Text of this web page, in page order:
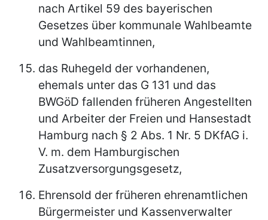
nach Artikel 59 des bayerischen
Gesetzes über kommunale Wahlbeamte
und Wahlbeamtinnen,
das Ruhegeld der vorhandenen,
ehemals unter das G 131 und das
BWGöD fallenden früheren Angestellten
und Arbeiter der Freien und Hansestadt
Hamburg nach § 2 Abs. 1 Nr. 5 DKfAG i.
V. m. dem Hamburgischen
Zusatzversorgungsgesetz,
Ehrensold der früheren ehrenamtlichen
Bürgermeister und Kassenverwalter